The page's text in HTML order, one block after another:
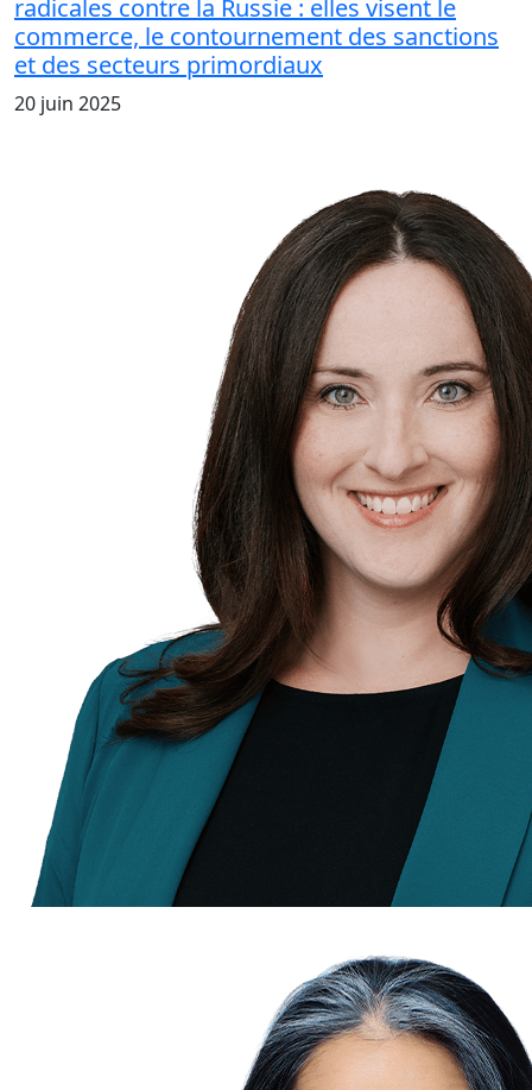
radicales contre la Russie : elles visent le
commerce, le contournement des sanctions
et des secteurs primordiaux
20 juin 2025